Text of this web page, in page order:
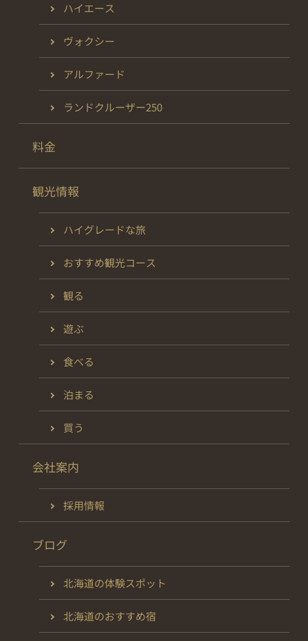
ハイエース
ヴォクシー
アルファード
ランドクルーザー250
料金
観光情報
ハイグレードな旅
おすすめ観光コース
観る
遊ぶ
食べる
泊まる
買う
会社案内
採用情報
ブログ
北海道の体験スポット
北海道のおすすめ宿